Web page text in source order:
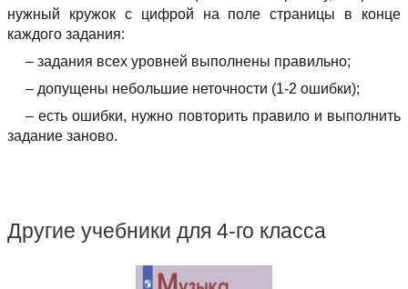
нужный кружок с цифрой на поле страницы в конце
каждого задания:
– задания всех уровней выполнены правильно;
– допущены небольшие неточности (1-2 ошибки);
– есть ошибки, нужно повторить правило и выполнить
задание заново.
Другие учебники для 4-го класса